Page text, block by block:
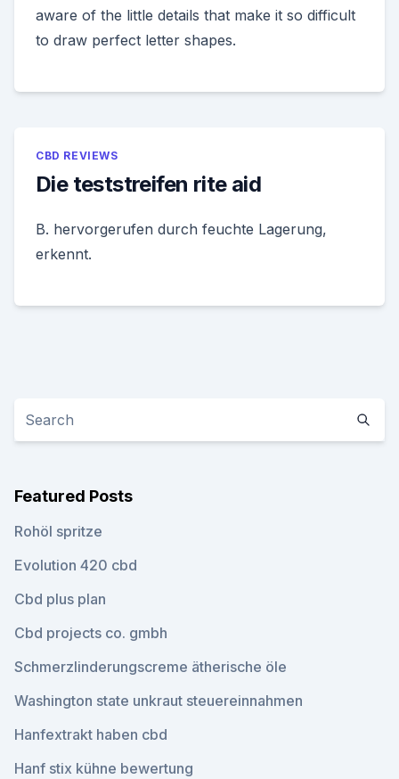
aware of the little details that make it so difficult
to draw perfect letter shapes.
CBD REVIEWS
Die teststreifen rite aid
B. hervorgerufen durch feuchte Lagerung,
erkennt.
Featured Posts
Rohöl spritze
Evolution 420 cbd
Cbd plus plan
Cbd projects co. gmbh
Schmerzlinderungscreme ätherische öle
Washington state unkraut steuereinnahmen
Hanfextrakt haben cbd
Hanf stix kühne bewertung